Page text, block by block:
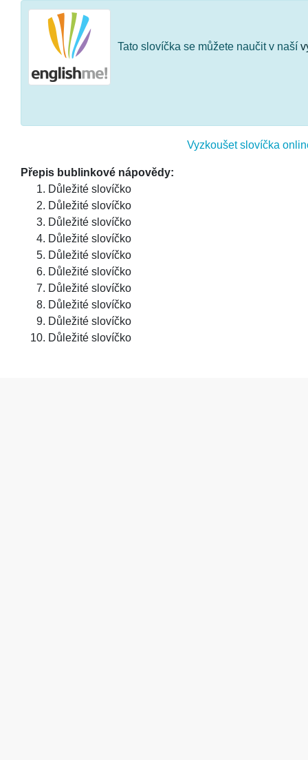
Tato slovíčka se můžete naučit v naší
Vyzkoušet slovíčka
Přepis bublinkové nápovědy:
Důležité slovíčko
Důležité slovíčko
Důležité slovíčko
Důležité slovíčko
Důležité slovíčko
Důležité slovíčko
Důležité slovíčko
Důležité slovíčko
Důležité slovíčko
Důležité slovíčko